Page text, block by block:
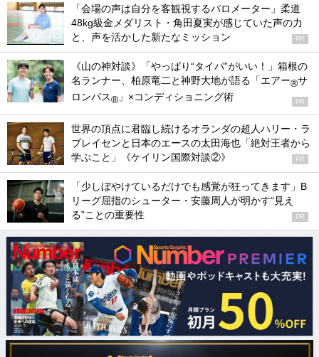
「会場の声は自分を客観視するバロメーター」柔道
48kg級金メダリスト・角田夏実が感じていた声の力
と、声を活かした新たなミッション
PR
《山の神対談》「やっぱり“タイパ”がいい！」箱根の
名ランナー、柏原竜二と神野大地が語る「エアー®サ
ロンパス® 」×コンディショニング術 PR
世界の頂点に君臨し続けるオランダの超人ハリー・ラ
ブレイセンと日本のエースの太田海也「絶対王者から
学ぶこと」《ケイリン国際対談②》
PR
「少しぼやけているだけでも感覚が狂ってきます」B
リーグ屈指のシューター・安藤周人が明かす“見え
る”ことの重要性
PR